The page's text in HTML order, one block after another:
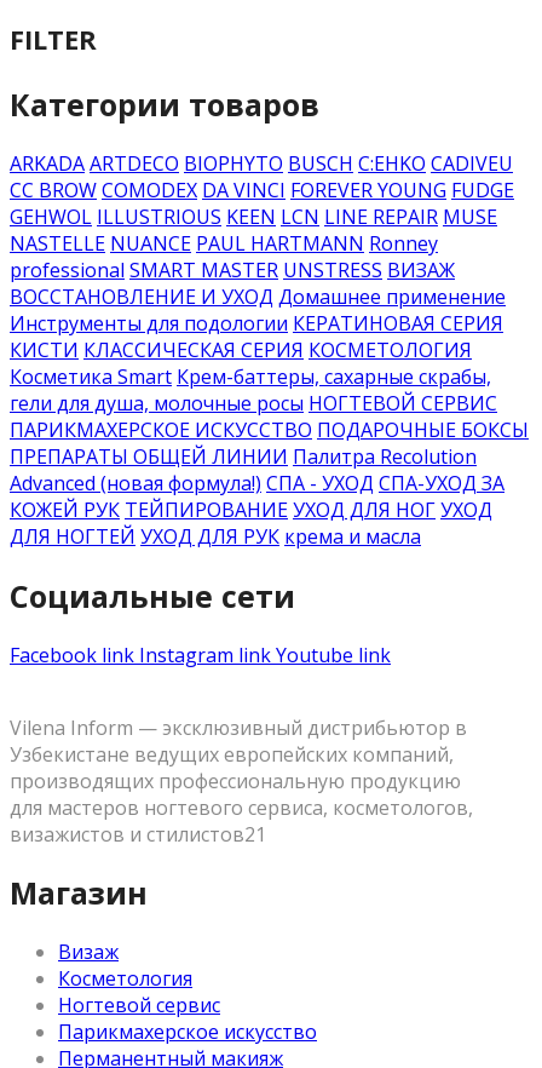
FILTER
Категории товаров
ARKADAARTDECO BIOPHYTO BUSCH C:EHKO CADIVEU
CC BROWCOMODEX DA VINCI FOREVER YOUNG FUDGE
GEHWOL ILLUSTRIOUS KEEN LCN LINE REPAIR MUSE
NASTELLE NUANCE PAUL HARTMANN Ronney
professional SMART MASTER UNSTRESS ВИЗАЖ
ВОССТАНОВЛЕНИЕ И УХОД Домашнее применение
Инструменты для подологии КЕРАТИНОВАЯ СЕРИЯ
КИСТИ КЛАССИЧЕСКАЯ СЕРИЯ КОСМЕТОЛОГИЯ
Косметика Smart Крем-баттеры, сахарные скрабы,
гели для душа, молочные росы НОГТЕВОЙ СЕРВИС
ПАРИКМАХЕРСКОЕ ИСКУССТВО ПОДАРОЧНЫЕ БОКСЫ
ПРЕПАРАТЫ ОБЩЕЙ ЛИНИИ Палитра Recolution
Advanced (новая формула!) СПА - УХОД СПА-УХОД ЗА
КОЖЕЙ РУК ТЕЙПИРОВАНИЕУХОД ДЛЯ НОГУХОД
ДЛЯ НОГТЕЙ УХОД ДЛЯ РУК крема и масла
Социальные сети
Facebook link Instagram linkYoutube link
Vilena Inform — эксклюзивный дистрибьютор в
Узбекистане ведущих европейских компаний,
производящих профессиональную продукцию
для мастеров ногтевого сервиса, косметологов,
визажистов и стилистов21
Магазин
Визаж
Косметология
Ногтевой сервис
Парикмахерское искусство
Перманентный макияж